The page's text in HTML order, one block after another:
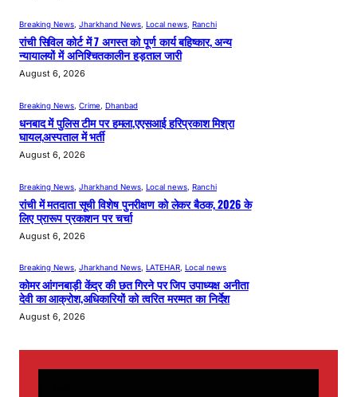
Breaking News Jharkhand News Local news Ranchi
रांची सिविल कोर्ट में 7 अगस्त को पूर्ण कार्य बहिष्कार, अन्य
न्यायालयों में अनिश्चितकालीन हड़ताल जारी
August 6, 2026
Breaking News Crime Dhanbad
धनबाद में पुलिस टीम पर हमला,एएसआई हरिप्रकाश मिश्रा
घायल,अस्पताल में भर्ती
August 6, 2026
Breaking News Jharkhand News Local news Ranchi
रांची में मतदाता सूची विशेष पुनरीक्षण को लेकर बैठक, 2026 के
लिए प्रारूप प्रकाशन पर चर्चा
August 6, 2026
Breaking News, Jharkhand News, LATEHAR, Local news
कोमर आंगनबाड़ी केंद्र की छत गिरने पर जिप उपाध्यक्ष अनीता
देवी का आक्रोश,अधिकारियों को त्वरित मरम्मत का निर्देश
August 6, 2026